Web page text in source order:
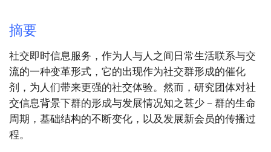
摘要
社交即时信息服务，作为人与人之间日常生活联系与交
流的一种变革形式，它的出现作为社交群形成的催化
剂，为人们带来更强的社交体验。然而，研究团体对社
交信息背景下群的形成与发展情况知之甚少－群的生命
周期，基础结构的不断变化，以及发展新会员的传播过
程。